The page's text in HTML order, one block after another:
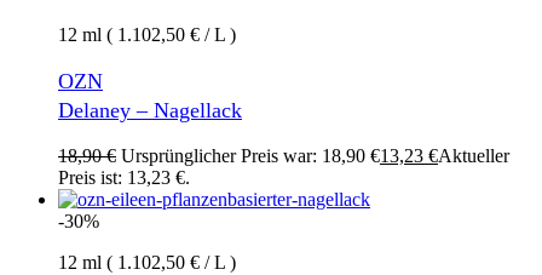
12 ml ( 1.102,50 € / L )
OZN
Delaney – Nagellack
18,90€ Ursprünglicher Preis war: 18,90 €13,23 €Aktueller
Preis ist: 13,23 €.
-30%
12 ml ( 1.102,50 € / L )